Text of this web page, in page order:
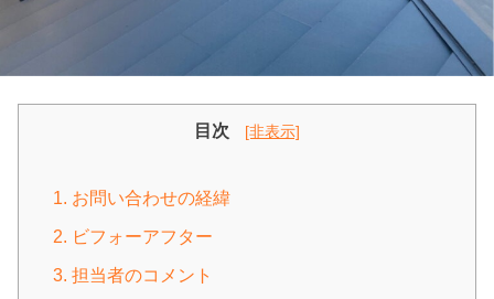
目次 [非表示]
1. お問い合わせの経緯
2. ビフォーアフター
3. 担当者のコメント